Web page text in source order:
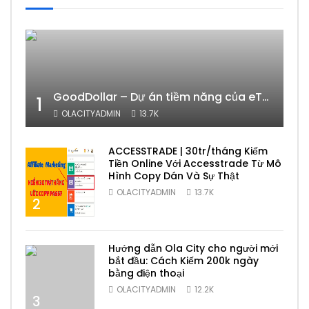
1 GoodDollar – Dự án tiềm năng của eToro có phải lừa đảo hay không?
OLACITYADMIN 13.7K
2
ACCESSTRADE | 30tr/tháng Kiếm
Tiền Online Với Accesstrade Từ Mô
Hình Copy Dán Và Sự Thật
OLACITYADMIN 13.7K
3
Hướng dẫn Ola City cho người mới
bắt đầu: Cách Kiếm 200k ngày
bằng điện thoại
OLACITYADMIN 12.2K